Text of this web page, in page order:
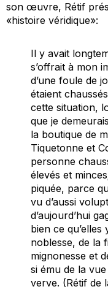
son œuvre, Rétif
«histoire véridique»:
Il y avait
s’offrait à mon
d’une foule de
étaient
cette situation,
que je
la boutique de
Tiquetonne et
personne
élevés et
piquée, parce
vu d’aussi
d’aujourd’hui
bien ce qu’elles
noblesse, de la
mignonesse et
si ému de la
verve. (Rétif de